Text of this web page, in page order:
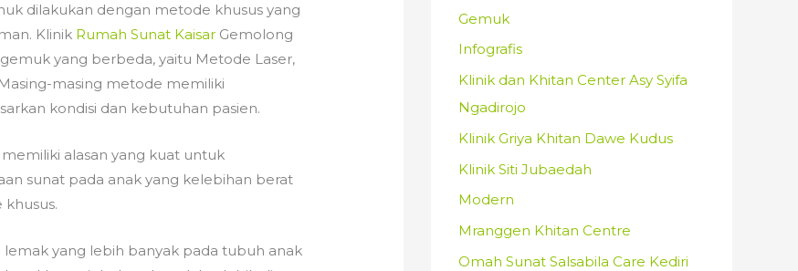
dilakukan dengan metode khusus yang
Klinik Rumah Sunat Kaisar Gemolong
yang berbeda, yaitu Metode Laser,
masing metode memiliki
kondisi dan kebutuhan pasien.
alasan yang kuat untuk
sunat pada anak yang kelebihan berat
yang lebih banyak pada tubuh anak
Gemuk
Infografis
Klinik dan Khitan Center Asy Syifa
Ngadirojo
Klinik Griya Khitan Dawe Kudus
Klinik Siti Jubaedah
Modern
Mranggen Khitan Centre
Omah Sunat Salsabila Care Kediri